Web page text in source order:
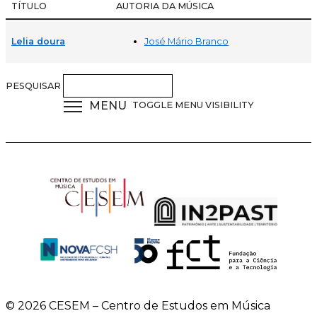
TÍTULO AUTORIA DA MÚSICA
Lelia doura José Mário Branco
PESQUISAR
MENU TOGGLE MENU VISIBILITY
© 2026 CESEM – Centro de Estudos em Música